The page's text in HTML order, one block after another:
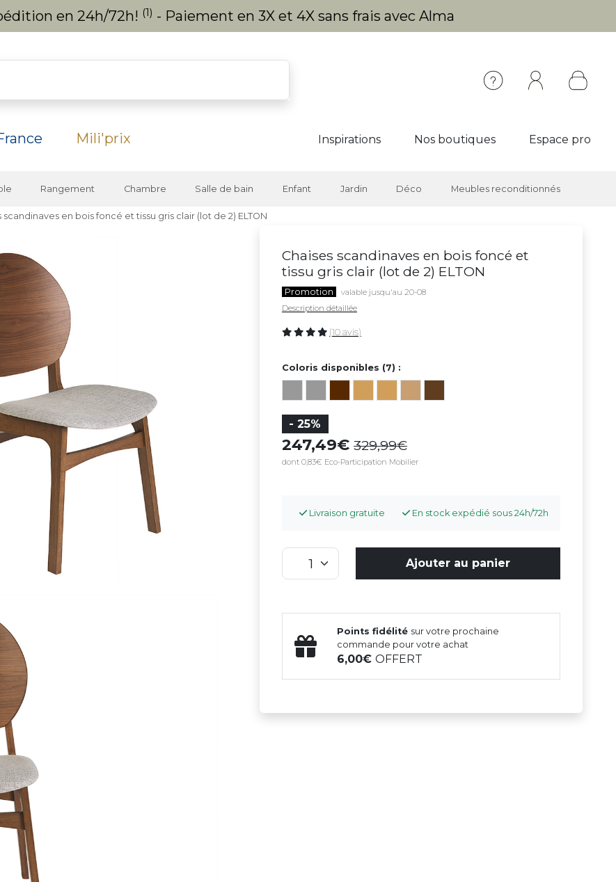
en 24h/72h! (1) - Paiement en 3X et 4X sans frais avec Alma
Mili'prix Inspirations Nos boutiques Espace pro
Rangement Chambre Salle de bain Enfant Jardin Déco Meubles reconditionnés
scandinaves en bois foncé et tissu gris clair (lot de 2) ELTON
Chaises scandinaves en bois foncé et
tissu gris clair (lot de 2) ELTON
Promotion
valable jusqu'au 20-08
Description détaillée
(10 avis)
Coloris disponibles (7) :
- 25%
247,49 329,99
dont 0,83€ Eco-Participation Mobilier
Livraison gratuite En stock expédié sous 24h/72h
Ajouter au panier
Points fidélité sur votre prochaine
commande pour votre achat
6,00OFFERT